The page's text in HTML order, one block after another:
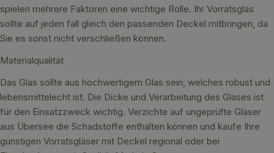
spielen mehrere Faktoren eine wichtige Rolle. Ihr Vorratsglas
sollte auf jeden fall gleich den passenden Deckel mitbringen, da
Sie es sonst nicht verschließen können.
Materialqualität
Das Glas sollte aus hochwertigem Glas sein, welches robust und
lebensmittelecht ist. Die Dicke und Verarbeitung des Glases ist
für den Einsatzzweck wichtig. Verzichte auf ungeprüfte Gläser
aus Übersee die Schadstoffe enthalten können und kaufe Ihre
günstigen Vorratsgläser mit Deckel regional oder bei